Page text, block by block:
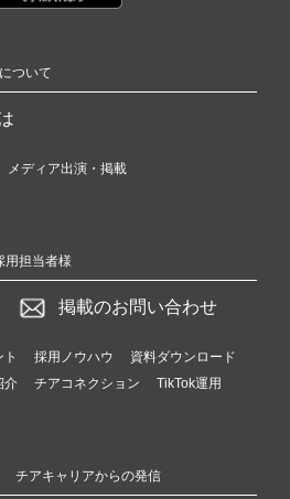
ついて
メディア出演・掲載
用担当者様
掲載のお問い合わせ
採用ノウハウ
資料ダウンロード
介 チアコネクション
TikTok運用
チアキャリアからの発信